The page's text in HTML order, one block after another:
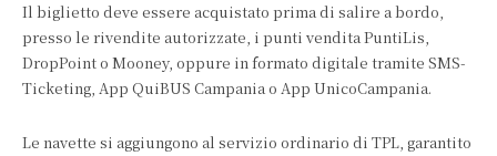
Il biglietto deve essere acquistato prima di salire a bordo,
presso le rivendite autorizzate, i punti vendita PuntiLis,
DropPoint o Mooney, oppure in formato digitale tramite SMS-
Ticketing, App QuiBUS Campania o App UnicoCampania.
Le navette si aggiungono al servizio ordinario di TPL, garantito